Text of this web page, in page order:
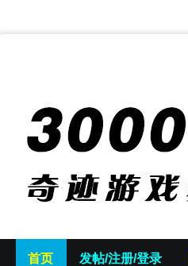
首页 发帖/注册/登录